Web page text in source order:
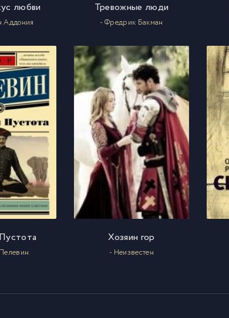
любви
Аддония
Тревожные люди
- Фредрик Бакман
Хозяин гор
- Неизвестен